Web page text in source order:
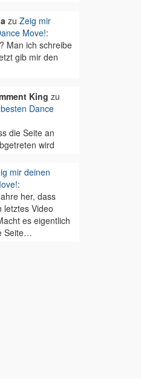
zu Zeig mir
Move!:
Man ich schreibe
gib mir den
King zu
Dance
die Seite an
wird
mir deinen
:
her, dass
letztes Video
es eigentlich
Seite…